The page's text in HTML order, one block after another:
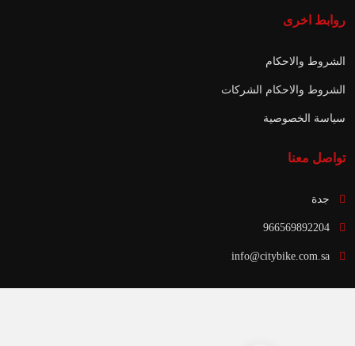
روابط اخرى
الشروط والاحكام
الشروط والاحكام الشركات
سياسة الخصوصية
تواصل معنا
جدة